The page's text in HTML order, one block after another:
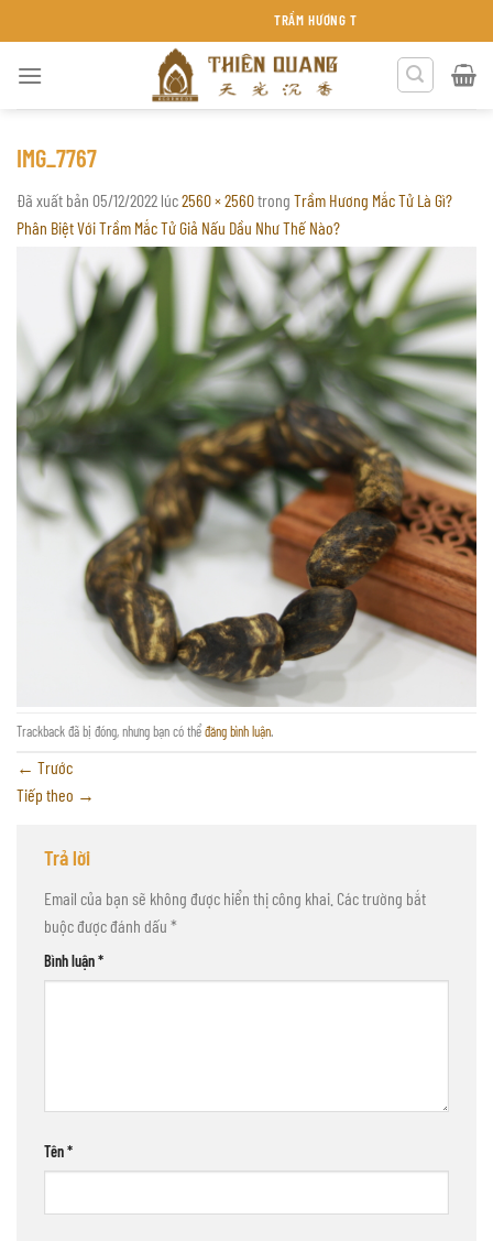
đến
TRẦM HƯƠNG THIÊN QUANG KHÁNH HÒA
IMG_7767
Đã xuất bản 05/12/2022 lúc2560 × 2560trong Trầm Hương Mắc Tử Là Gì?
Phân Biệt Với Trầm Mắc Tử Giả Nấu Dầu Như Thế Nào?
Trackback đã bị đóng, nhưng bạn có thểđăng bình luận.
← Trước
Tiếp theo →
Trả lời
Email của bạn sẽ không được hiển thị công khai. Các trường bắt
buộc được đánh dấu *
Bình luận*
Tên*